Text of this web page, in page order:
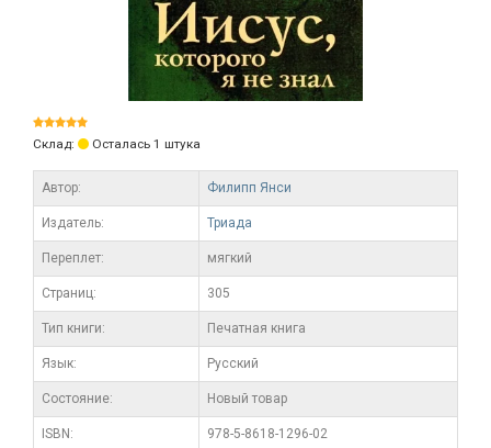
Склад: Осталась 1 штука
Автор: Филипп Янси
Издатель: Триада
Переплет: мягкий
Cтраниц: 305
Тип книги: Печатная книга
Язык: Русский
Состояние: Новый товар
ISBN: 978-5-8618-1296-02